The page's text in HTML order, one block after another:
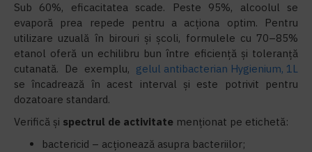
Sub 60%, eficacitatea scade. Peste 95%, alcoolul se
evaporă prea repede pentru a acționa optim. Pentru
utilizare uzuală în birouri și școli, formulele cu 70–85%
etanol oferă un echilibru bun între eficiență și toleranță
cutanată. De exemplu, gelul antibacterian Hygienium, 1L
se încadrează în acest interval și este potrivit pentru
dozatoare standard.
Verifică și spectrul de activitate menționat pe etichetă:
bactericid – acționează asupra bacteriilor;